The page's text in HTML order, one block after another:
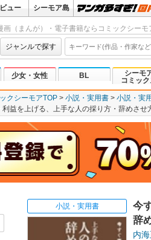
ュー シーモア島
画（まんが）・電子書籍ならコミックシーモ
ジャンルで探す
少女・女性 BL
シーモ
コミック
クシーモアTOP 小説・実用書 小説・実
利益を上げる、上手な人の採り方・辞めさせ
小説・実用書
今
辞
内海